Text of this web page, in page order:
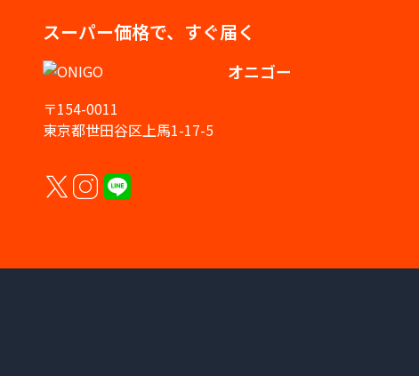
スーパー価格で、すぐ届く
オニゴー
〒154-0011
東京都世田谷区上馬1-17-5